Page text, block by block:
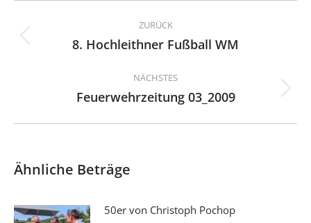
Kommentarnavigation
ZURÜCK
Vorheriger
8. Hochleithner Fußball WM
NÄCHSTES
Nächster
Feuerwehrzeitung 03_2009
Ähnliche Beträge
50er von Christoph Pochop